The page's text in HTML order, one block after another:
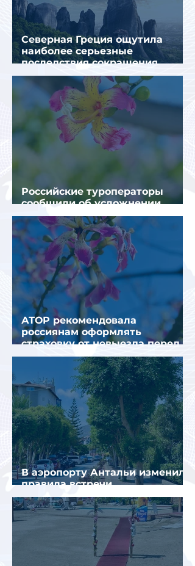
Северная Греция ощутила
наиболее серьезные
последствия сокращения
турпотока из России
Российские туроператоры
сообщили об усложнении
получения виз в Грецию
АТОР рекомендовала
россиянам оформлять
страховку от невыезда перед
поездкой в Грецию
В аэропорту Антальи изменили
правила встречи
организованных туристов